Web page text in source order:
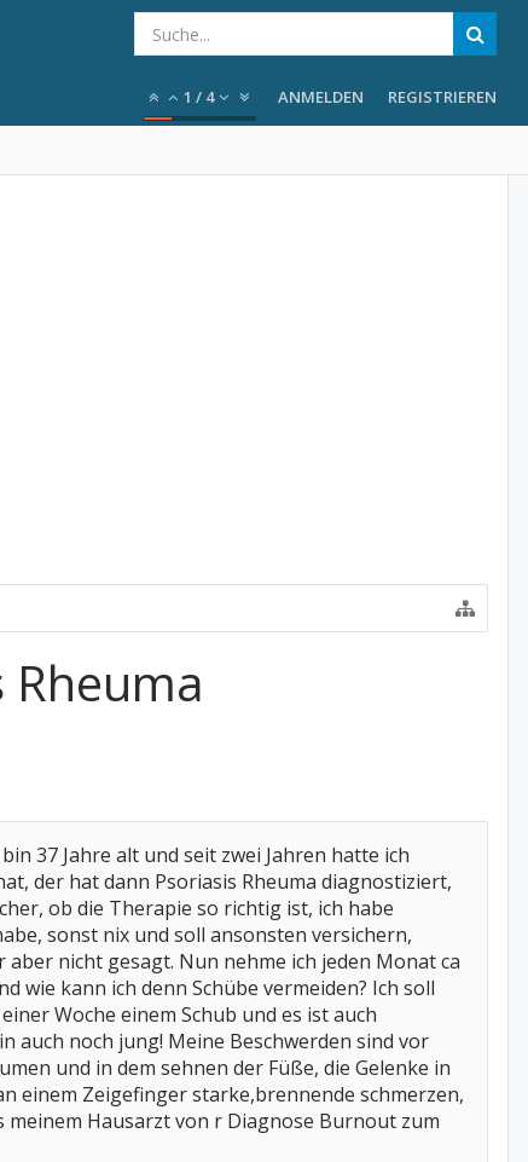
1 / 4 ANMELDEN REGISTRIEREN
37 Jahre alt und seit zwei Jahren hatte ich
der hat dann Psoriasis Rheuma diagnostiziert,
ob die Therapie so richtig ist, ich habe
sonst nix und soll ansonsten versichern,
aber nicht gesagt. Nun nehme ich jeden Monat ca
wie kann ich denn Schübe vermeiden? Ich soll
Woche einem Schub und es ist auch
auch noch jung! Meine Beschwerden sind vor
und in dem sehnen der Füße, die Gelenke in
einem Zeigefinger starke,brennende schmerzen,
meinem Hausarzt von r Diagnose Burnout zum